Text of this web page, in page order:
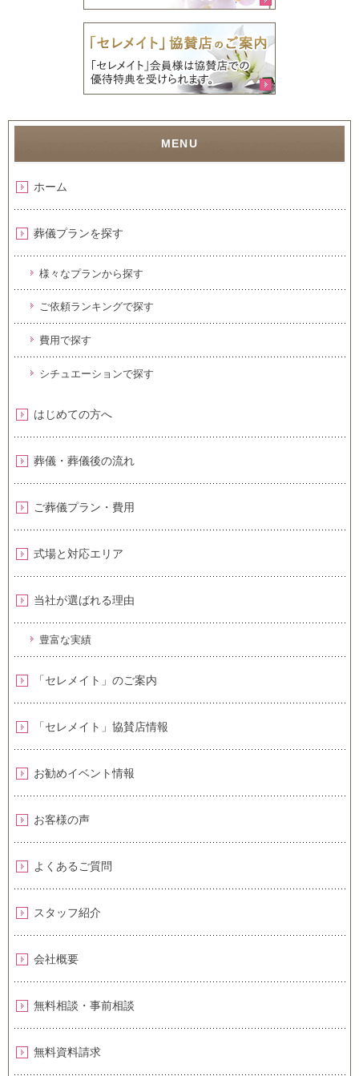
ホーム
葬儀プランを探す
様々なプランから探す
ご依頼ランキングで探す
費用で探す
シチュエーションで探す
はじめての方へ
葬儀・葬儀後の流れ
ご葬儀プラン・費用
式場と対応エリア
当社が選ばれる理由
豊富な実績
「セレメイト」のご案内
「セレメイト」協賛店情報
お勧めイベント情報
お客様の声
よくあるご質問
スタッフ紹介
会社概要
無料相談・事前相談
無料資料請求